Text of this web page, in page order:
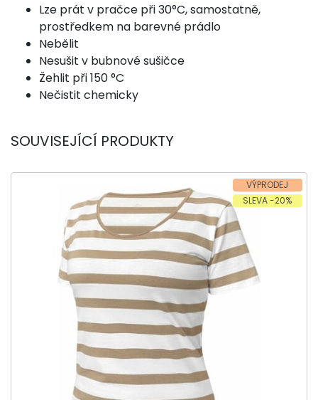
Lze prát v pračce při 30°C, samostatně,
prostředkem na barevné prádlo
Nebělit
Nesušit v bubnové sušičce
Žehlit při 150 °C
Nečistit chemicky
SOUVISEJÍCÍ PRODUKTY
VÝPRODEJ
SLEVA -20%